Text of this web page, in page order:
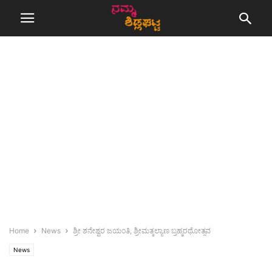
Home News ಶ್ರೀ ಶನೇಶ್ವರ ಜಯಂತಿ, ಶ್ರೀಮತ್ಕಲ್ಯಾಣ ಬ್ರಹ್ಮರಥೋತ್ಸವ
News